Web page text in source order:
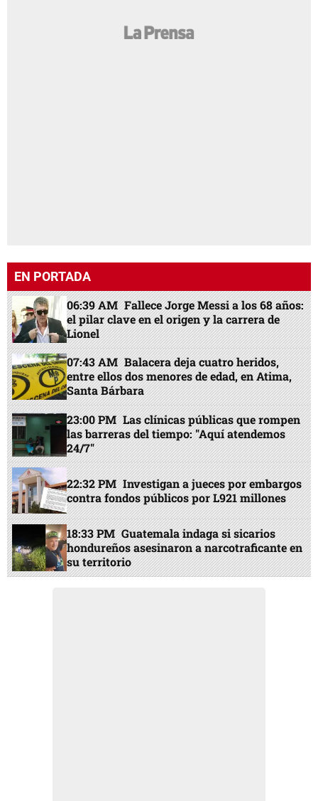
EN PORTADA
06:39 AM Fallece Jorge Messi a los 68 años:
el pilar clave en el origen y la carrera de
Lionel
07:43 AM Balacera deja cuatro heridos,
entre ellos dos menores de edad, en Atima,
Santa Bárbara
23:00 PM Las clínicas públicas que rompen
las barreras del tiempo: "Aquí atendemos
24/7"
22:32 PM Investigan a jueces por embargos
contra fondos públicos por L921 millones
18:33 PM Guatemala indaga si sicarios
hondureños asesinaron a narcotraficante en
su territorio